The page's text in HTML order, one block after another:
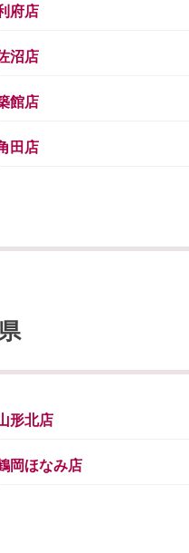
府店
沼店
館店
田店
形北店
岡ほなみ店